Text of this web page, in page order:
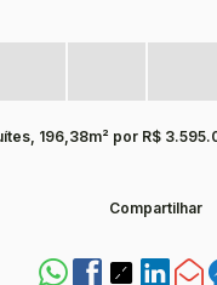
196,38m² por R$
Compartilhar